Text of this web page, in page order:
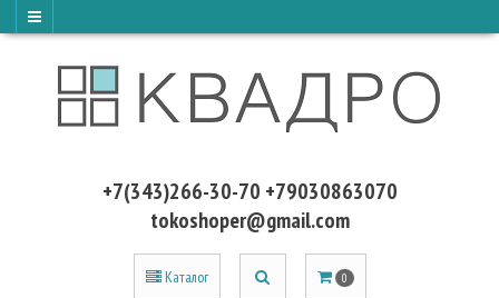
+7(343)266-30-70 +79030863070
tokoshoper@gmail.com
Каталог 0